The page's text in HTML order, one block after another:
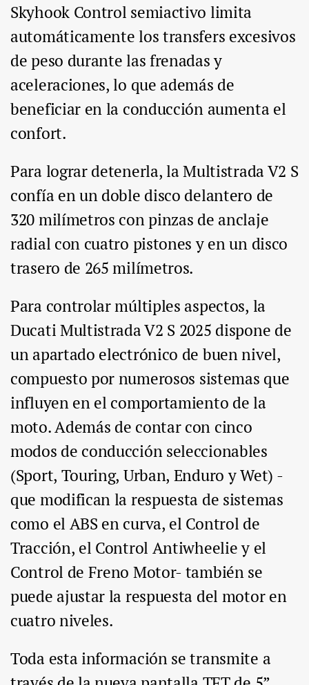
Skyhook Control semiactivo limita
automáticamente los transfers excesivos
de peso durante las frenadas y
aceleraciones, lo que además de
beneficiar en la conducción aumenta el
confort.
Para lograr detenerla, la Multistrada V2 S
confía en un doble disco delantero de
320 milímetros con pinzas de anclaje
radial con cuatro pistones y en un disco
trasero de 265 milímetros.
Para controlar múltiples aspectos, la
Ducati Multistrada V2 S 2025 dispone de
un apartado electrónico de buen nivel,
compuesto por numerosos sistemas que
influyen en el comportamiento de la
moto. Además de contar con cinco
modos de conducción seleccionables
(Sport, Touring, Urban, Enduro y Wet) -
que modifican la respuesta de sistemas
como el ABS en curva, el Control de
Tracción, el Control Antiwheelie y el
Control de Freno Motor- también se
puede ajustar la respuesta del motor en
cuatro niveles.
Toda esta información se transmite a